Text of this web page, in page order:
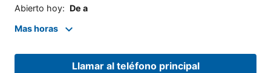
Abierto hoy: De a
Mas horas
Llamar al teléfono principal